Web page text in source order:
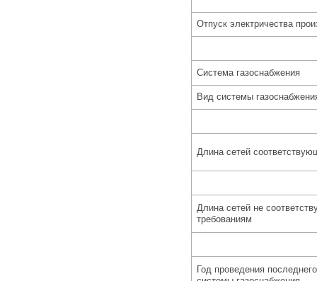
Отпуск электричества
Система газоснабжения
Вид системы
Длина сетей
Длина сетей не
требованиям
Год проведения